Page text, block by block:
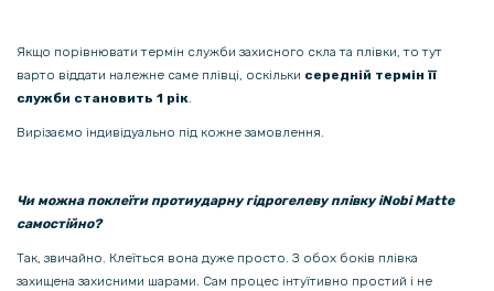
135 грн
Захисне скло Full Screen Tempered Glass для OnePlus Ace 3V 5G,
Black
129 грн
Захисне скло з рамкою CD Pattern для OnePlus Ace 3V​ 5G на задню
камеру
Якщо порівнювати термін служби захисного скла та плівки, то тут
варто віддати належне саме плівці, оскільки середній термін її
служби становить 1 рік.
Вирізаємо індивідуально під кожне замовлення.
Чи можна поклеїти протиударну гідрогелеву плівку iNobi Matte
самостійно?
Так, звичайно. Клеїться вона дуже просто. З обох боків плівка
захищена захисними шарами. Сам процес інтуїтивно простий і не